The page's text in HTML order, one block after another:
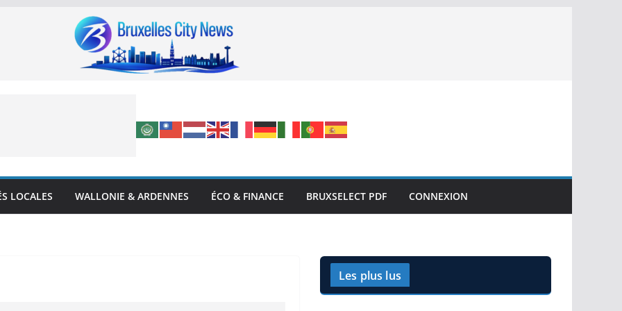
LOCALES WALLONIE & ARDENNES ÉCO & FINANCE BRUXSELECT PDF CONNEXION
Les plus lus